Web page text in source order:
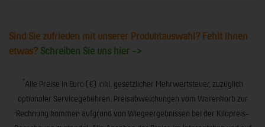
Sind Sie zufrieden mit unserer Produktauswahl? Fehlt Ihnen
etwas? Schreiben Sie uns hier ->
*Alle Preise in Euro (€) inkl. gesetzlicher Mehrwertsteuer, zuzüglich
optionaler Servicegebühren. Preisabweichungen vom Warenkorb zur
Rechnung kommen aufgrund von Wiegeergebnissen bei der Kilopreis-